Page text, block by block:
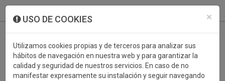
×
USO DE COOKIES
Utilizamos cookies propias y de terceros para analizar sus
hábitos de navegación en nuestra web y para garantizar la
calidad y seguridad de nuestros servicios. En caso de no
manifestar expresamente su instalación y seguir navegando